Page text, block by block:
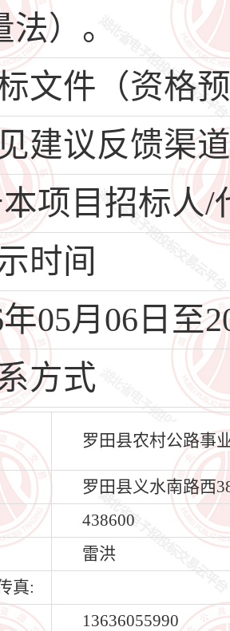
）。
文件（资格
建议反馈渠道
项目招标人/
时间
05月06日至
方式
罗田县农村公路事
罗田县义水南路西
438600
雷洪
真:
13636055990